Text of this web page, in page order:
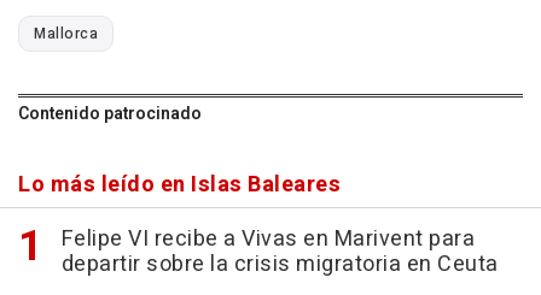
Mallorca
Contenido patrocinado
Lo más leído en Islas Baleares
Felipe VI recibe a Vivas en Marivent para
departir sobre la crisis migratoria en Ceuta